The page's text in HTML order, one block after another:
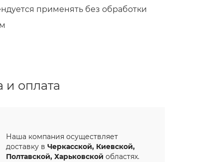
применять без обработки
и оплата
Наша компания осуществляет
доставку в Черкасской, Киевской,
Полтавской, Харьковской областях.